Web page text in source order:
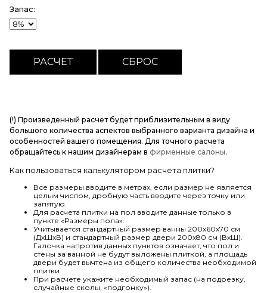
Запас:
(!) Произведенный расчет будет приблизительным в виду
большого количества аспектов выбранного варианта дизайна и
особенностей вашего помещения. Для точного расчета
обращайтесь к нашим дизайнерам в фирменные салоны.
Как пользоваться калькулятором расчета плитки?
Все размеры вводите в метрах, если размер не является
целым числом, дробную часть вводите через точку или
запятую.
Для расчета плитки на пол вводите данные только в
пункте «Размеры пола».
Учитывается стандартный размер ванны 200х60х70 см
(ДхШхВ) и стандартный размер двери 200х80 см (ВхШ).
Галочка напротив данных пунктов означает, что пол и
стены за ванной не будут выложены плиткой, а площадь
двери будет вычтена из общего количества необходимой
плитки.
При расчете укажите необходимый запас (на подрезку,
случайные сколы, «подгонку»).